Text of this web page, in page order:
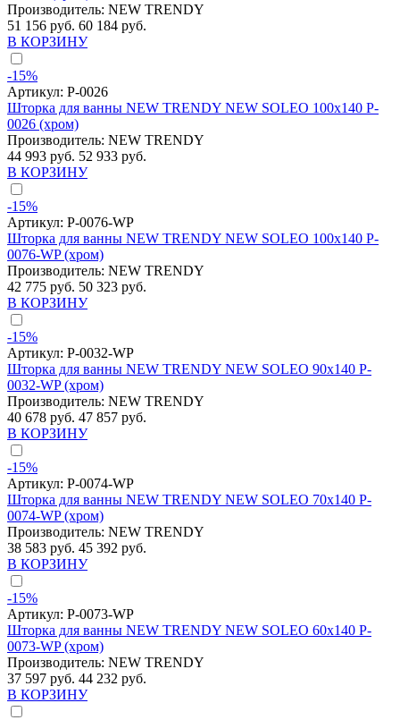
Производитель: NEW TRENDY
51 156 руб. 60 184 руб.
В КОРЗИНУ
-15%
Артикул: P-0026
Шторка для ванны NEW TRENDY NEW SOLEO 100x140 P-
0026 (хром)
Производитель: NEW TRENDY
44 993 руб. 52 933 руб.
В КОРЗИНУ
-15%
Артикул: P-0076-WP
Шторка для ванны NEW TRENDY NEW SOLEO 100x140 P-
0076-WP (хром)
Производитель: NEW TRENDY
42 775 руб. 50 323 руб.
В КОРЗИНУ
-15%
Артикул: P-0032-WP
Шторка для ванны NEW TRENDY NEW SOLEO 90x140 P-
0032-WP (хром)
Производитель: NEW TRENDY
40 678 руб. 47 857 руб.
В КОРЗИНУ
-15%
Артикул: P-0074-WP
Шторка для ванны NEW TRENDY NEW SOLEO 70x140 P-
0074-WP (хром)
Производитель: NEW TRENDY
38 583 руб. 45 392 руб.
В КОРЗИНУ
-15%
Артикул: P-0073-WP
Шторка для ванны NEW TRENDY NEW SOLEO 60x140 P-
0073-WP (хром)
Производитель: NEW TRENDY
37 597 руб. 44 232 руб.
В КОРЗИНУ